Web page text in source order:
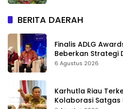
BERITA DAERAH
Finalis ADLG
Beberkan Strategi
Tingkatkan
6 Agustus 2026
Karhutla Riau
Kolaborasi Satgas